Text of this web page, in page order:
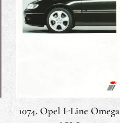
1074. Opel I-Line Omega